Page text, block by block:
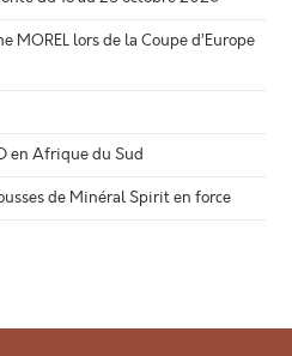
MOREL lors de la Coupe d’Europe
en Afrique du Sud
de Minéral Spirit en force